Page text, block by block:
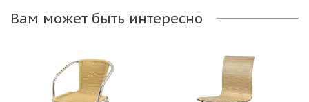
Вам может быть интересно